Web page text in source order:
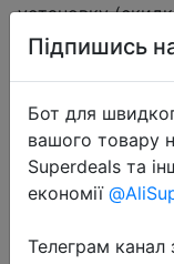
2022-06-27
на их
на сплит-
установку)
Підпишись
Бот для
вашого товару
Superdeals та
економії
Телеграм